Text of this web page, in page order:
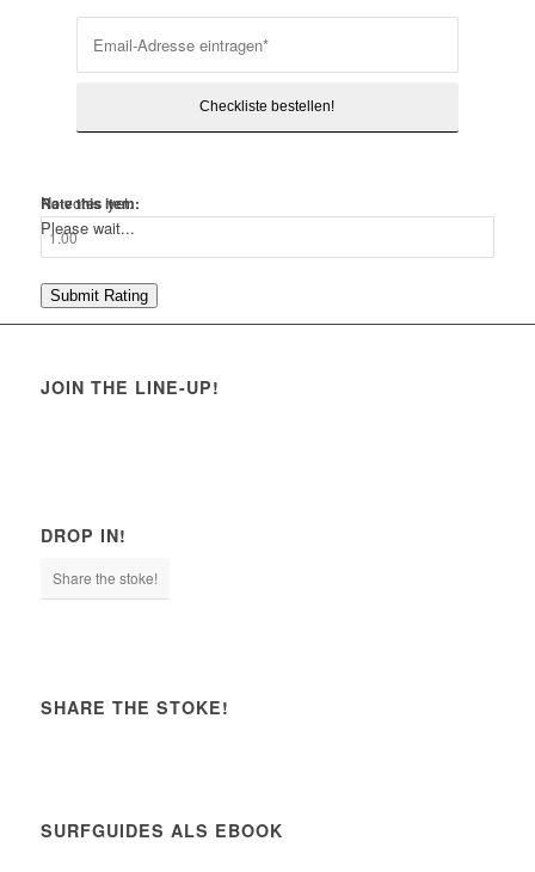
Rate this item:
Submit Rating
No votes yet.
Please wait...
JOIN THE LINE-UP!
DROP IN!
Share the stoke!
SHARE THE STOKE!
SURFGUIDES ALS EBOOK